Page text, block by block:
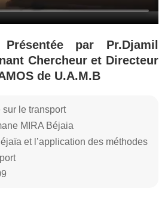
Présentée par Pr.Djamil
Chercheur et Directeur
de U.A.M.B
le transport
MIRA Béjaia
et l’application des méthodes